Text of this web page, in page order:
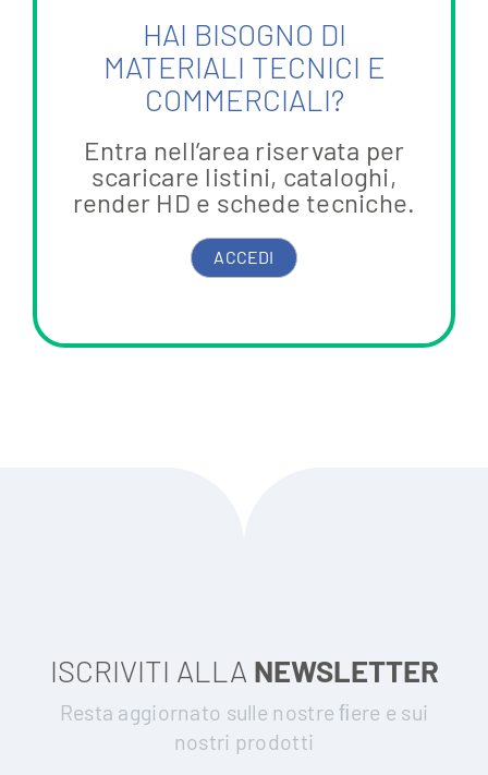
HAI BISOGNO DI
MATERIALI TECNICI E
COMMERCIALI?
Entra nell’area riservata per
scaricare listini, cataloghi,
render HD e schede tecniche.
ACCEDI
ISCRIVITI ALLA NEWSLETTER
Resta aggiornato sulle nostre ﬁere e sui
nostri prodotti